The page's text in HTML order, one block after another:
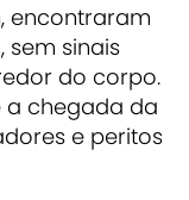
encontraram
sem sinais
do corpo.
a chegada da
e peritos